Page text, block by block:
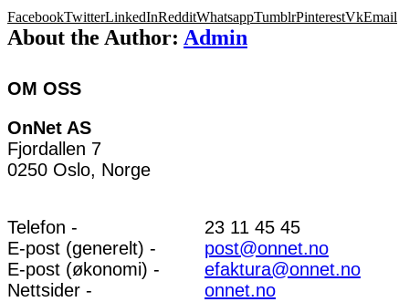
FacebookTwitterLinkedInRedditWhatsappTumblrPinterestVkEmail
About the Author: Admin
OM OSS
OnNet AS
Fjordallen 7
0250 Oslo, Norge
Telefon -
E-post (generelt) -
E-post (økonomi) -
Nettsider -
23 11 45 45
post@onnet.no
efaktura@onnet.no
onnet.no